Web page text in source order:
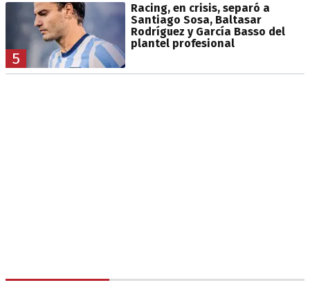
5
Racing, en crisis, separó a
Santiago Sosa, Baltasar
Rodríguez y García Basso del
plantel profesional